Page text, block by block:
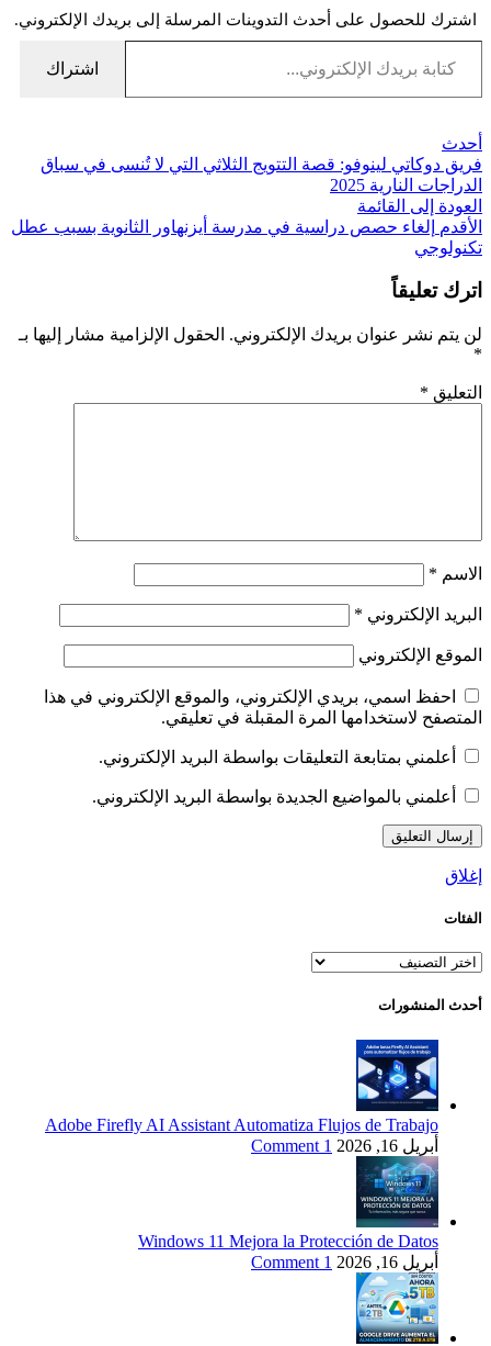
اشترك للحصول على أحدث التدوينات المرسلة إلى بريدك الإلكتروني.
كتابة بريدك الإلكتروني...
اشتراك
أحدث
فريق دوكاتي لينوفو: قصة التتويج الثلاثي التي لا تُنسى في سباق
الدراجات النارية 2025
العودة إلى القائمة
الأقدم إلغاء حصص دراسية في مدرسة أيزنهاور الثانوية بسبب عطل
تكنولوجي
اترك تعليقاً
لن يتم نشر عنوان بريدك الإلكتروني. الحقول الإلزامية مشار إليها بـ
*
التعليق *
الاسم *
البريد الإلكتروني *
الموقع الإلكتروني
احفظ اسمي، بريدي الإلكتروني، والموقع الإلكتروني في هذا
المتصفح لاستخدامها المرة المقبلة في تعليقي.
أعلمني بمتابعة التعليقات بواسطة البريد الإلكتروني.
أعلمني بالمواضيع الجديدة بواسطة البريد الإلكتروني.
إغلاق
الفئات
الفئات
أحدث المنشورات
Adobe Firefly AI Assistant Automatiza Flujos de Trabajo
أبريل 16, 2026
1 Comment
Windows 11 Mejora la Protección de Datos
أبريل 16, 2026
1 Comment